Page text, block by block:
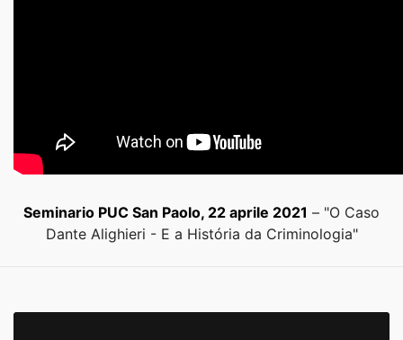
Seminario PUC San Paolo, 22 aprile 2021 – "O Caso
Dante Alighieri - E a História da Criminologia"